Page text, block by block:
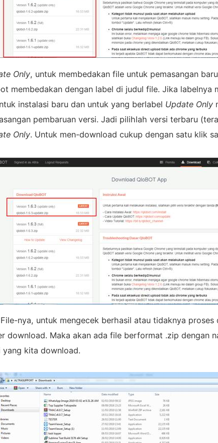
Only, untuk membedakan file untuk pemasangan
membedakan dengan label di judul file. Jika labelnya
instalasi baru dan untuk yang berlabel Update Only
pembaruan versi. Jadi pilihlah versi terbaru
Only. Untuk men-download cukup dengan satu klik
nya, untuk mengecek berhasil atau tidaknya
download. Maka akan ada file berformat .zip dengan
yang kita download.